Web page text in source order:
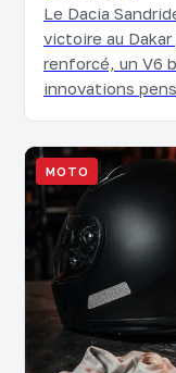
Le Dacia
victoire au
renforcé, un V6
innovations
MOTO